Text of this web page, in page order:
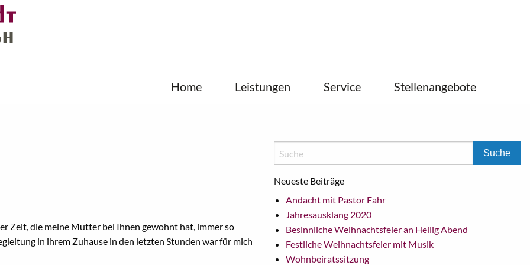
Home Leistungen Service Stellenangebote
Zeit, die meine Mutter bei Ihnen gewohnt hat, immer so
in ihrem Zuhause in den letzten Stunden war für mich
Neueste Beiträge
Andacht mit Pastor Fahr
Jahresausklang 2020
Besinnliche Weihnachtsfeier an Heilig Abend
Festliche Weihnachtsfeier mit Musik
Wohnbeiratssitzung